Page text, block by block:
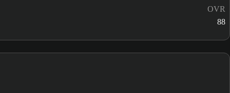
OVR
88